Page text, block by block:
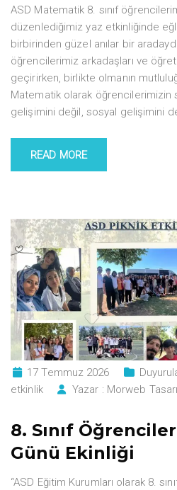
ASD Matematik 8. sınıf
düzenlediğimiz yaz etkinliğinde
birbirinden güzel anılar bir
öğrencilerimiz arkadaşları ve
geçirirken, birlikte olmanın
Matematik olarak öğrencilerimizin
gelişimini değil, sosyal gelişimini
READ MORE
17 Temmuz 2026
etkinlik
Yazar : Morweb
8. Sınıf
Günü Ekinliği
“ASD Eğitim Kurumları olarak 8.